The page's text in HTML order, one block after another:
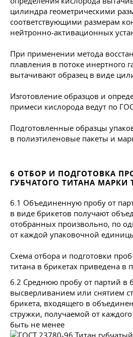
цилиндра геометрическими
соответствующими размерам
нейтронно-активационных
При применении метода
плавления в потоке инертного
вытачивают образец в виде
Изготовление образцов и
примеси кислорода ведут по
Подготовленные образцы
в полиэтиленовые пакеты и
6 ОТБОР И ПОДГОТОВКА
ГУБЧАТОГО ТИТАНА МАРКИ
6.1 Объединенную пробу от
в виде брикетов получают
отобранных произвольно, по
от каждой упаковочной
Схема отбора и подготовки
титана в брикетах приведена в
6.2 Среднюю пробу от партий в
высверливанием или снятием
брикета, входящего в
стружки, получаемой от
быть не менее